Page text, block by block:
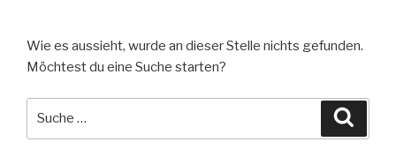
Wie es aussieht, wurde an dieser Stelle nichts gefunden.
Möchtest du eine Suche starten?